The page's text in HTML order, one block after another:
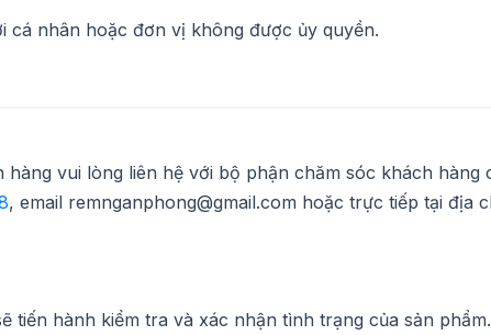
cá nhân hoặc đơn vị không được ủy quyền.
vui lòng liên hệ với bộ phận chăm sóc khách hàng
, email remnganphong@gmail.com hoặc trực tiếp tại địa
tiến hành kiểm tra và xác nhận tình trạng của sản phẩm.